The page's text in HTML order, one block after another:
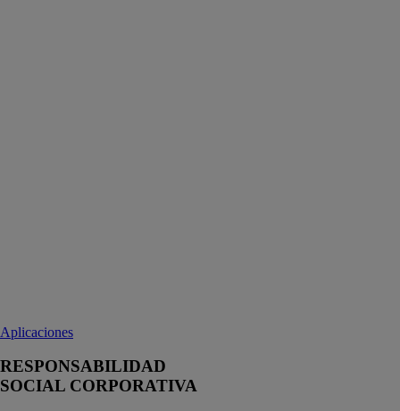
Aplicaciones
RESPONSABILIDAD
SOCIAL CORPORATIVA